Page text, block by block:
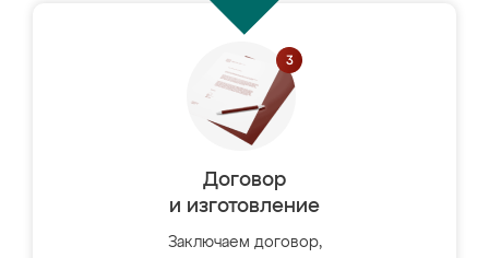
Договор
и изготовление
Заключаем договор,